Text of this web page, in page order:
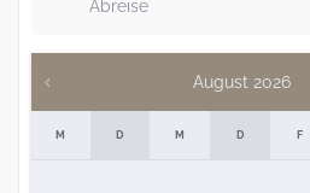
August 2026
M D M D F